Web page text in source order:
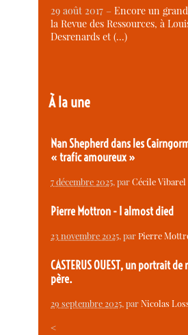
29 août 2017 –Encore un
la Revue des Ressources, à
Desrenards et (…)
À la une
Nan Shepherd dans les
« trafic amoureux »
7 décembre 2025, parCécile Vibarel
Pierre Mottron - I almost died
23 novembre 2025, parPierre
CASTERUS OUEST, un portrait de
père.
29 septembre 2025, parNicolas
<